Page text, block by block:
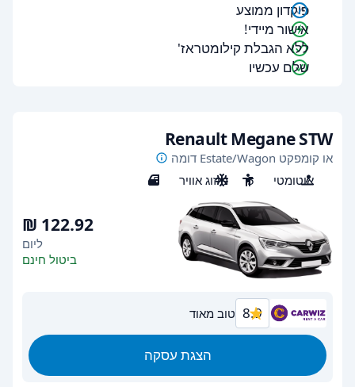
פיקדון ממוצע
אישור מיידי!
ללא הגבלת קילומטראז'
שלם עכשיו
Renault Megane STW
או קומפקט Estate/Wagon דומה
אוטומטי
5 מיזוג אוויר 5
ליום
ביטול חינם
8.9 טוב מאוד
הצגת עסקה